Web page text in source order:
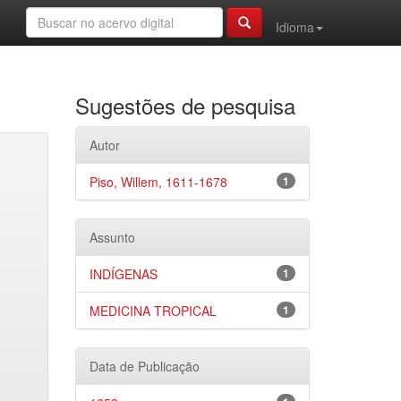
Idioma
Sugestões de pesquisa
Autor
1
Piso, Willem, 1611-1678
Assunto
1
INDÍGENAS
1
MEDICINA TROPICAL
Data de Publicação